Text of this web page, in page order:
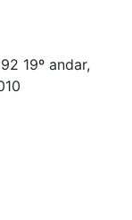
19º andar,